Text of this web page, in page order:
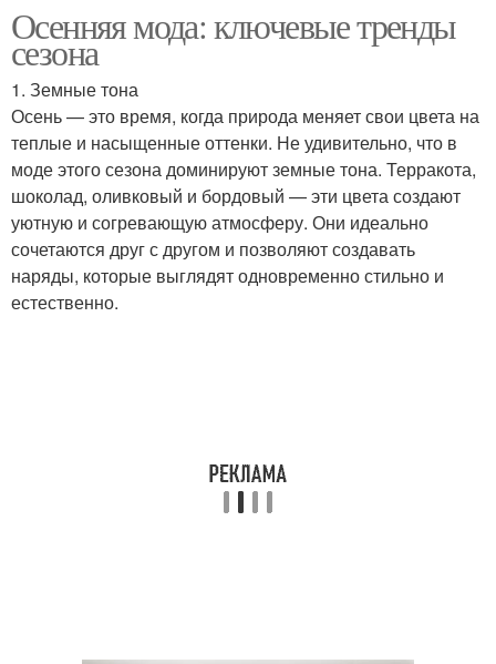
Осенняя мода: ключевые тренды
сезона
1. Земные тона
Осень — это время, когда природа меняет свои цвета на
теплые и насыщенные оттенки. Не удивительно, что в
моде этого сезона доминируют земные тона. Терракота,
шоколад, оливковый и бордовый — эти цвета создают
уютную и согревающую атмосферу. Они идеально
сочетаются друг с другом и позволяют создавать
наряды, которые выглядят одновременно стильно и
естественно.